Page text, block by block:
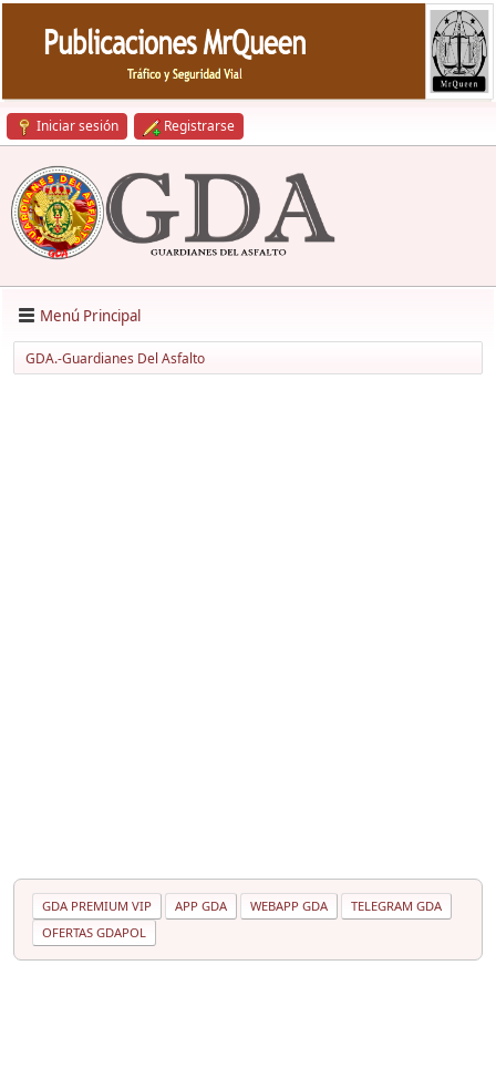
Iniciar sesión Registrarse
Menú Principal
GDA.-Guardianes Del Asfalto
GDA PREMIUM VIP APP GDA WEBAPP GDA
TELEGRAM GDA
OFERTAS GDAPOL